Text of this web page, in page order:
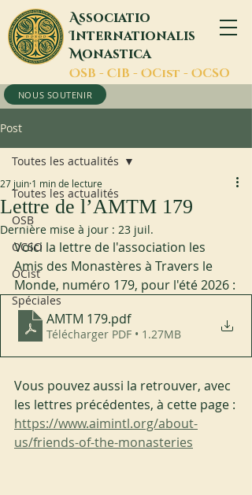
Associatio
Internationalis
Monastica
OSB - CIB - OCist - OCSO
NOUS SOUTENIR
Post
Toutes les actualités
OSB
OCSO
OCist
Spéciales
Toutes les actualités
Lettre de l’AMTM 179
27 juin 1 min de lecture
Dernière mise à jour : 23 juil.
Voici la lettre de l'association les
Amis des Monastères à Travers le
Monde, numéro 179, pour l'été 2026 :
AMTM 179.pdf
Télécharger PDF • 1.27MB
Vous pouvez aussi la retrouver, avec
les lettres précédentes, à cette page :
https://www.aimintl.org/about-
us/friends-of-the-monasteries